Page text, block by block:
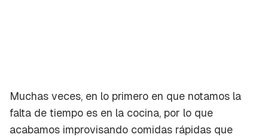
Muchas veces, en lo primero en que notamos la
falta de tiempo es en la cocina, por lo que
acabamos improvisando comidas rápidas que